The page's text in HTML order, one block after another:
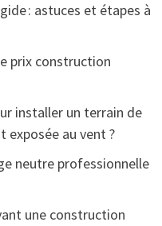
: astuces et étapes à
prix construction
installer un terrain de
exposée au vent ?
neutre professionnelle
une construction